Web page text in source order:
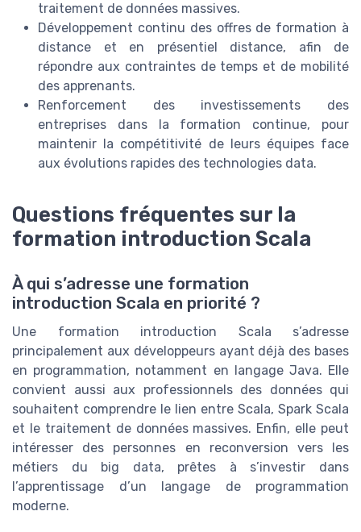
traitement de données massives.
Développement continu des offres de formation à
distance et en présentiel distance, afin de
répondre aux contraintes de temps et de mobilité
des apprenants.
Renforcement des investissements des
entreprises dans la formation continue, pour
maintenir la compétitivité de leurs équipes face
aux évolutions rapides des technologies data.
Questions fréquentes sur la
formation introduction Scala
À qui s’adresse une formation
introduction Scala en priorité ?
Une formation introduction Scala s’adresse
principalement aux développeurs ayant déjà des bases
en programmation, notamment en langage Java. Elle
convient aussi aux professionnels des données qui
souhaitent comprendre le lien entre Scala, Spark Scala
et le traitement de données massives. Enfin, elle peut
intéresser des personnes en reconversion vers les
métiers du big data, prêtes à s’investir dans
l’apprentissage d’un langage de programmation
moderne.